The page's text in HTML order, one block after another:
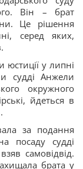
Він – брат
Це рішення
серед яких,
юстиції у липні
судді Анжели
окружного
йдеться в
за подання
посаду судді
самовідвід.
брата у